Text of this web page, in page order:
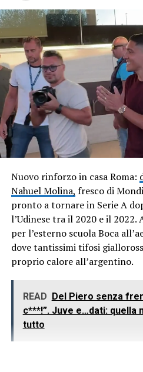
Nuovo rinforzo in casa Roma:
Nahuel Molina, fresco di
pronto a tornare in Serie A
l’Udinese tra il 2020 e il
per l’esterno scuola Boca
dove tantissimi tifosi
proprio calore all’argentino.
READ Del Piero senza
c***!”. Juve e…dati: quella
tutto